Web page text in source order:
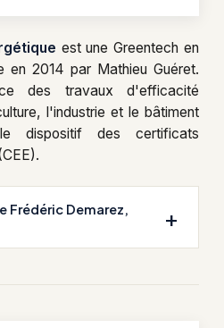
nous présenter en
et le positionnement
crédit & Caution sur
une offre complète et
pour le poste clients, à
est une Greentech en
en 2014 par Mathieu Guéret.
des travaux d'efficacité
l'industrie et le bâtiment
dispositif des certificats
Frédéric Demarez,